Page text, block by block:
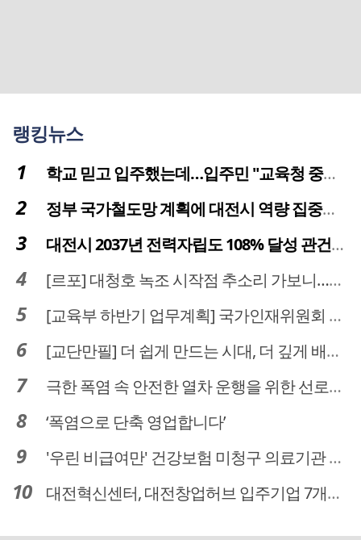
랭킹뉴스
학교 믿고 입주했는데…입주민 "교육청 중재 나서라"
정부 국가철도망 계획에 대전시 역량 집중해야
대전시 2037년 전력자립도 108% 달성 관건은 '주민 수용성'
[르포] 대청호 녹조 시작점 추소리 가보니…걷어내도 짙은 초록빛
[교육부 하반기 업무계획] 국가인재위원회 신설… 거점국립대 3곳 성장엔진·AI 분야 패키지 지원
[교단만필] 더 쉽게 만드는 시대, 더 깊게 배우는 교육
극한 폭염 속 안전한 열차 운행을 위한 선로관리
‘폭염으로 단축 영업합니다’
'우린 비급여만' 건강보험 미청구 의료기관 대전 65곳 충남 31곳
대전혁신센터, 대전창업허브 입주기업 7개사 모집